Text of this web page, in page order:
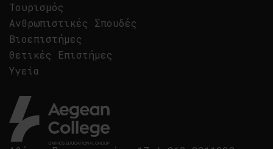
Τουρισμός
Ανθρωπιστικές Σπουδές
Βιοεπιστήμες
Θετικές Επιστήμες
Υγεία